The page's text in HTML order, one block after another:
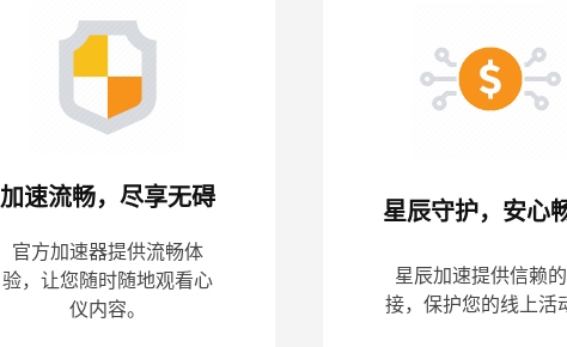
加速流畅，尽享无碍
官方加速器提供流畅体
验，让您随时随地观看心
仪内容。
星辰守护，安心
星辰加速提供信赖
接，保护您的线上活